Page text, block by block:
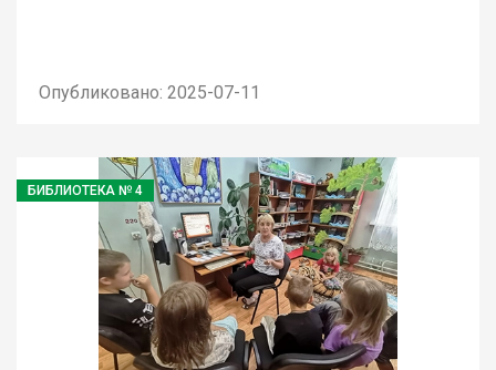
Опубликовано: 2025-07-11
БИБЛИОТЕКА № 4